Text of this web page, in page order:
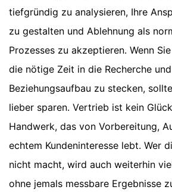
tiefgründig zu analysieren, Ihre
zu gestalten und Ablehnung als
Prozesses zu akzeptieren. Wenn
die nötige Zeit in die Recherche
Beziehungsaufbau zu stecken,
lieber sparen. Vertrieb ist kein
Handwerk, das von Vorbereitung,
echtem Kundeninteresse lebt. Wer
nicht macht, wird auch weiterhin
ohne jemals messbare Ergebnisse